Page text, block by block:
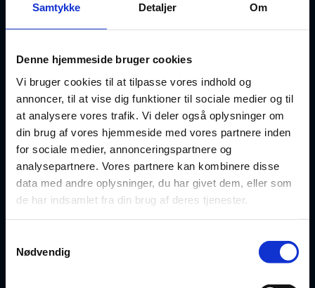
Samtykke Detaljer Om
Denne hjemmeside bruger cookies
Vi bruger cookies til at tilpasse vores indhold og
annoncer, til at vise dig funktioner til sociale medier og til
at analysere vores trafik. Vi deler også oplysninger om
din brug af vores hjemmeside med vores partnere inden
for sociale medier, annonceringspartnere og
analysepartnere. Vores partnere kan kombinere disse
data med andre oplysninger, du har givet dem, eller som
de har indsamlet fra din brug af deres tjenester.
Nødvendig
Gældsbrev
Fuldmagter
GOD VIDEN
Oversigt over dokumenter
For privatrådgivere